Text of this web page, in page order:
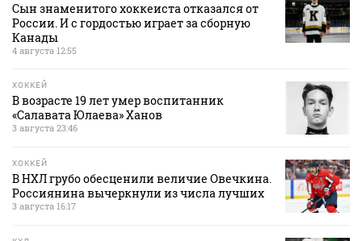
Сын знаменитого хоккеиста отказался от
России. И с гордостью играет за сборную
Канады
4 августа 12:55
ХОККЕЙ
В возрасте 19 лет умер воспитанник
«Салавата Юлаева» Ханов
3 августа 23:46
ХОККЕЙ
В НХЛ грубо обесценили величие Овечкина.
Россиянина вычеркнули из числа лучших
3 августа 16:17